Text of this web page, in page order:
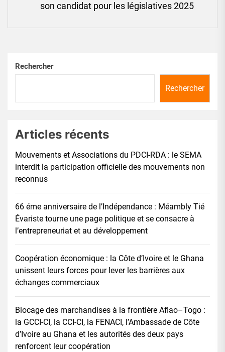
son candidat pour les législatives 2025
Rechercher
Rechercher
Articles récents
Mouvements et Associations du PDCI-RDA : le SEMA
interdit la participation officielle des mouvements non
reconnus
66 éme anniversaire de l’Indépendance : Méambly Tié
Évariste tourne une page politique et se consacre à
l’entrepreneuriat et au développement
Coopération économique : la Côte d’Ivoire et le Ghana
unissent leurs forces pour lever les barrières aux
échanges commerciaux
Blocage des marchandises à la frontière Aflao–Togo :
la GCCI-CI, la CCI-CI, la FENACI, l’Ambassade de Côte
d’Ivoire au Ghana et les autorités des deux pays
renforcent leur coopération